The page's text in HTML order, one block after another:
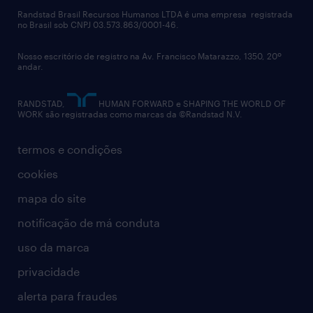
políticas corporativas
relatório anual
termos e condições
cookies
mapa do site
notificação de má conduta
uso da marca
privacidade
alerta para fraudes
Randstad Brasil Recursos Humanos LTDA é uma empresa registrada
no Brasil sob CNPJ 03.573.863/0001-46.
Nosso escritório de registro na Av. Francisco Matarazzo, 1350, 20º
andar.
RANDSTAD,
HUMAN FORWARD e SHAPING THE WORLD OF
WORK são registradas como marcas da ©Randstad N.V.